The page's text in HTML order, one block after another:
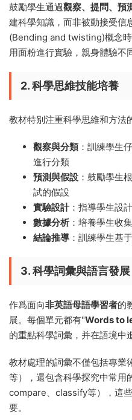
鼓勵學生通過觀察、提問、預
建科學知識，而非被動接受信
(Bending and twisting)概念
用面粉進行實驗，親身體驗不
2. 科學思維技能培養
教材特别注重科學思維和方法
觀察與分類 ：訓練學生
進行分類
預測與假設 ：鼓勵學生
試的假設
實驗設計：指導學生設
數據分析 ：培養學生收
結論推導 ：訓練學生基
3. 科學詞彙與語言發展
作爲面向非英語母語學習者的
展。每個單元都有"Words to
的重點科學詞彙，并在語境中
教材處理的詞彙不僅包括專
等），還包含科學探究中常用
compare、classify等），這
要。